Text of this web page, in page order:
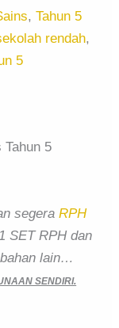
,Tahun 5
rendah,
5
Tahun 5
segeraRPH
SET RPH dan
lain…
SENDIRI.